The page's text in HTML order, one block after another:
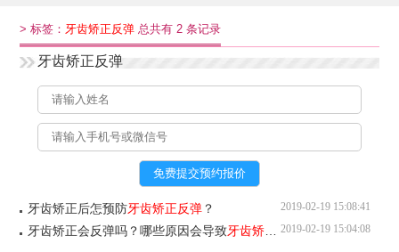
>标签： 牙齿矫正反弹 总共有 2 条记录
牙齿矫正反弹
2019-02-19 15:08:41
牙齿矫正后怎预防牙齿矫正反弹 ？
2019-02-19 15:04:08
牙齿矫正会反弹吗？哪些原因会导致牙齿矫正反弹